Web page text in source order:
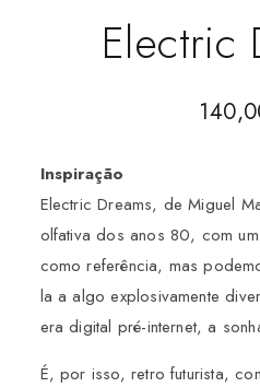
Electric
Inspiração
Electric Dreams, de Miguel
olfativa dos anos 80, com
como referência, mas
la a algo explosivamente
era digital pré-internet, a
É, por isso, retro futurista,